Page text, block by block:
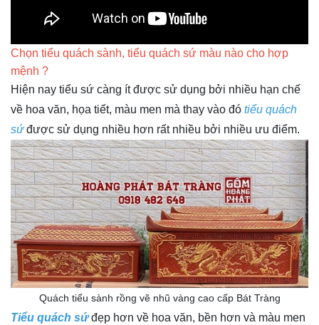
Chọn tiểu quách sành, tiểu quách sứ màu nào cho hợp
mệnh ?
Hiện nay tiểu sứ càng ít được sử dụng bởi nhiều hạn chế
về hoa văn, họa tiết, màu men mà thay vào đó tiểu quách
sứ được sử dụng nhiều hơn rất nhiều bởi nhiều ưu điểm.
Quách tiểu sành rồng vẽ nhũ vàng cao cấp Bát Tràng
Tiểu quách sứ đẹp hơn về hoa văn, bền hơn và màu men